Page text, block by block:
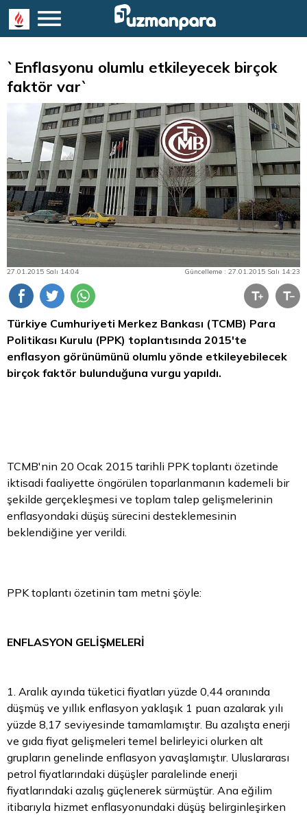
`Enflasyonu olumlu etkileyecek birçok
faktör var`
27.01.2015 Salı 14:04 Güncelleme : 27.01.2015 Salı 14:23
Türkiye Cumhuriyeti Merkez Bankası (TCMB) Para
Politikası Kurulu (PPK) toplantısında 2015'te
enflasyon görünümünü olumlu yönde etkileyebilecek
birçok faktör bulunduğuna vurgu yapıldı.
TCMB'nin 20 Ocak 2015 tarihli PPK toplantı özetinde
iktisadi faaliyette öngörülen toparlanmanın kademeli bir
şekilde gerçekleşmesi ve toplam talep gelişmelerinin
enflasyondaki düşüş sürecini desteklemesinin
beklendiğine yer verildi.
PPK toplantı özetinin tam metni şöyle:
ENFLASYON GELİŞMELERİ
1. Aralık ayında tüketici fiyatları yüzde 0,44 oranında
düşmüş ve yıllık enflasyon yaklaşık 1 puan azalarak yılı
yüzde 8,17 seviyesinde tamamlamıştır. Bu azalışta enerji
ve gıda fiyat gelişmeleri temel belirleyici olurken alt
grupların genelinde enflasyon yavaşlamıştır. Uluslararası
petrol fiyatlarındaki düşüşler paralelinde enerji
fiyatlarındaki azalış güçlenerek sürmüştür. Ana eğilim
itibarıyla hizmet enflasyonundaki düşüş belirginleşirken